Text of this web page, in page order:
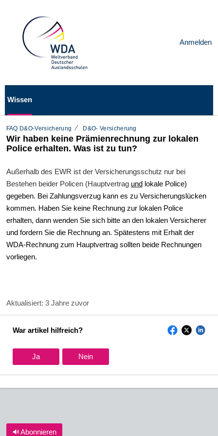
Anmelden
Wissen
FAQ D&O-Versicherung D&O- Versicherung
Wir haben keine Prämienrechnung zur lokalen
Police erhalten. Was ist zu tun?
Außerhalb des EWR ist der Versicherungsschutz nur bei
Bestehen beider Policen (Hauptvertrag undlokale Police)
gegeben. Bei Zahlungsverzug kann es zu Versicherungslücken
kommen. Haben Sie keine Rechnung zur lokalen Police
erhalten, dann wenden Sie sich bitte an den lokalen Versicherer
und fordern Sie die Rechnung an. Spätestens mit Erhalt der
WDA-Rechnung zum Hauptvertrag sollten beide Rechnungen
vorliegen.
Aktualisiert: 3 Jahre zuvor
War artikel hilfreich?
Ja Nein
Abonnieren